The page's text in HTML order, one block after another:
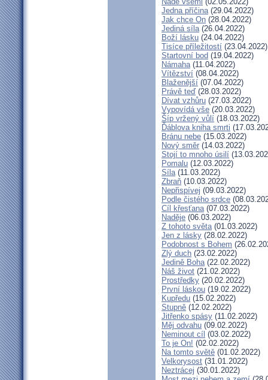
Jedna příčina(29.04.2022)
Jak chce On (28.04.2022)
Jediná síla(26.04.2022)
Boží lásku (24.04.2022)
Tisíce příležitostí (23.04.2022)
Startovní bod (19.04.2022)
Námaha(11.04.2022)
Vítězství (08.04.2022)
Blaženější (07.04.2022)
Právě teď (28.03.2022)
Dívat vzhůru (27.03.2022)
Vypovídá vše (20.03.2022)
Šíp vržený vůlí (18.03.2022)
Ďáblova kniha smrti
Bránu nebe (15.03.2022)
Nový směr (14.03.2022)
Stojí to mnoho úsilí
Pomalu (12.03.2022)
Síla(11.03.2022)
Zbraň (10.03.2022)
Nepřispívej (09.03.2022)
Podle čistého srdce
Cíl křesťana(07.03.2022)
Naděje (06.03.2022)
Z tohoto světa(01.03.2022)
Jen z lásky (28.02.2022)
Podobnost s Bohem
Zlý duch (23.02.2022)
Jedině Boha(22.02.2022)
Náš život (21.02.2022)
Prostředky (20.02.2022)
První láskou (19.02.2022)
Kupředu (15.02.2022)
Stupně (12.02.2022)
Jitřenko spásy (11.02.2022)
Měj odvahu (09.02.2022)
Neminout cíl (03.02.2022)
To je On! (02.02.2022)
Na tomto světě (01.02.2022)
Velkorysost (31.01.2022)
Neztrácej (30.01.2022)